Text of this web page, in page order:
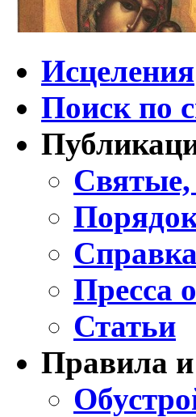
Исцеления
Поиск по
Справка
Пресса
Статьи
Правила и